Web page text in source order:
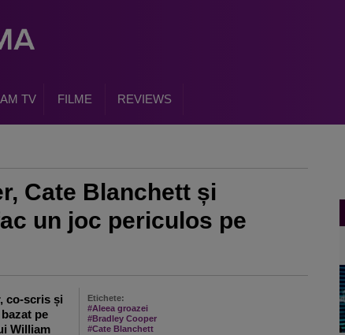
TV FILME REVIEWS
Cate Blanchett și
un joc periculos pe
Etichete:
#Aleea groazei
#Bradley Cooper
#Cate Blanchett
co-scris și
pe
William